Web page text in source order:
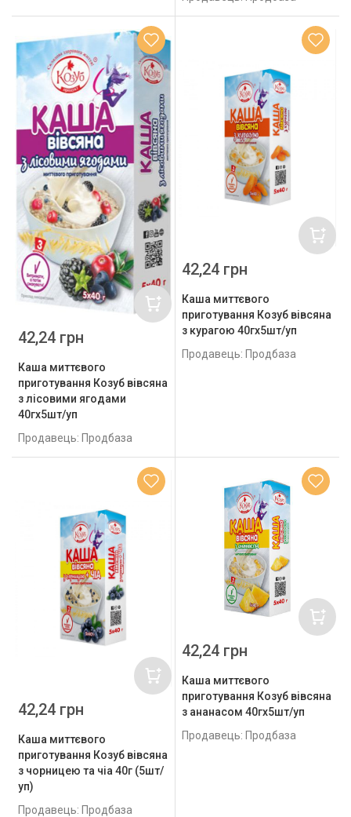
Каша миттєвого
приготування Козуб вівсяна
з лісовими ягодами
40гх5шт/уп
Продавець: Продбаза
42,24 грн
Каша миттєвого
приготування Козуб вівсяна
з курагою 40гх5шт/уп
Продавець: Продбаза
42,24 грн
Каша миттєвого
приготування Козуб вівсяна
з чорницею та чіа 40г (5шт/
уп)
Продавець: Продбаза
42,24 грн
Каша миттєвого
приготування Козуб вівсяна
з ананасом 40гх5шт/уп
Продавець: Продбаза
42,24 грн